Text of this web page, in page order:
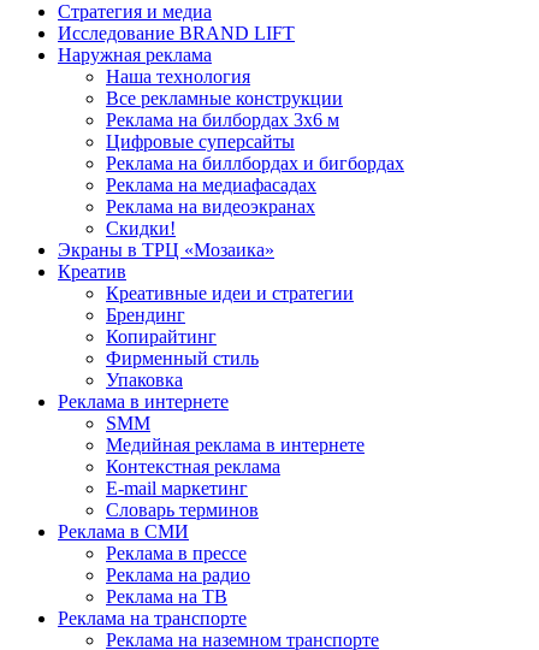
Стратегия и медиа
Исследование BRAND LIFT
Наружная реклама
Наша технология
Все рекламные конструкции
Реклама на билбордах 3х6 м
Цифровые суперсайты
Реклама на биллбордах и бигбордах
Реклама на медиафасадах
Реклама на видеоэкранах
Скидки!
Экраны в ТРЦ «Мозаика»
Креатив
Креативные идеи и стратегии
Брендинг
Копирайтинг
Фирменный стиль
Упаковка
Реклама в интернете
SMM
Медийная реклама в интернете
Контекстная реклама
E-mail маркетинг
Словарь терминов
Реклама в СМИ
Реклама в прессе
Реклама на радио
Реклама на ТВ
Реклама на транспорте
Реклама на наземном транспорте